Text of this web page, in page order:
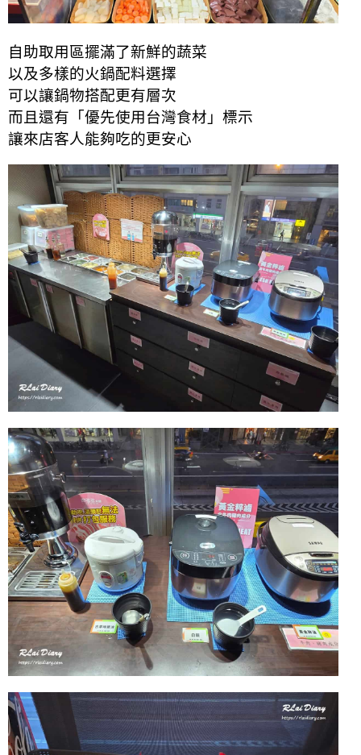
自助取用區擺滿了新鮮的蔬菜
以及多樣的火鍋配料選擇
可以讓鍋物搭配更有層次
而且還有「優先使用台灣食材」標示
讓來店客人能夠吃的更安心